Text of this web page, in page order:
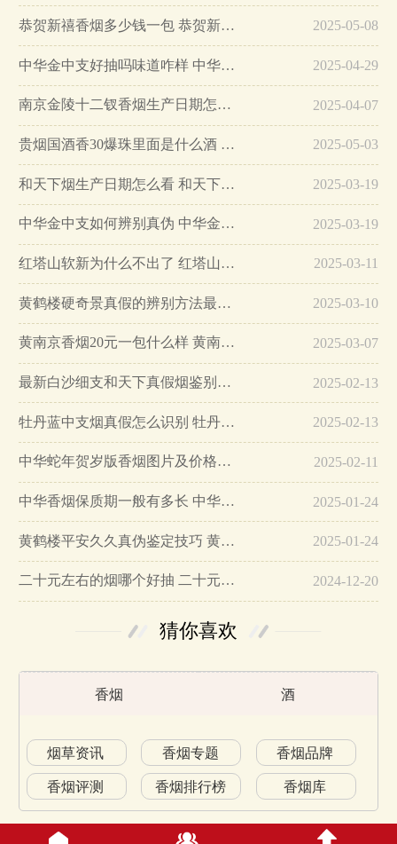
恭贺新禧香烟多少钱一包 恭贺新禧香烟价格表和图片… 2025-05-08
中华金中支好抽吗味道咋样 中华金中支口感特点介绍… 2025-04-29
南京金陵十二钗香烟生产日期怎么看 南京金陵十二钗香烟保质期… 2025-04-07
贵烟国酒香30爆珠里面是什么酒 贵烟国酒香30怎么辨别真假… 2025-05-03
和天下烟生产日期怎么看 和天下烟真假辨别方法六个方面… 2025-03-19
中华金中支如何辨别真伪 中华金中支真假烟鉴别方法… 2025-03-19
红塔山软新为什么不出了 红塔山软新烟停售原因详解… 2025-03-11
黄鹤楼硬奇景真假的辨别方法最简单版… 2025-03-10
黄南京香烟20元一包什么样 黄南京香烟真假鉴别… 2025-03-07
最新白沙细支和天下真假烟鉴别指南… 2025-02-13
牡丹蓝中支烟真假怎么识别 牡丹蓝中支烟真假鉴别带图… 2025-02-13
中华蛇年贺岁版香烟图片及价格大全… 2025-02-11
中华香烟保质期一般有多长 中华香烟保质期在哪里看的… 2025-01-24
黄鹤楼平安久久真伪鉴定技巧 黄鹤楼平安久久二维码在哪里… 2025-01-24
二十元左右的烟哪个好抽 二十元左右的香烟排行榜最新款… 2024-12-20
猜你喜欢
香烟 酒
烟草资讯 香烟专题 香烟品牌
香烟评测 香烟排行榜 香烟库